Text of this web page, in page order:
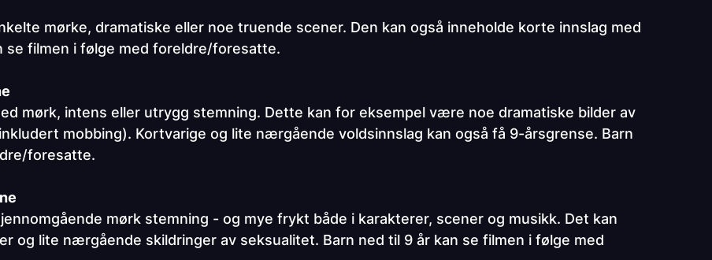
mørke, dramatiske eller noe truende scener. Den kan også inneholde korte innslag med
se filmen i følge med foreldre/foresatte.
mørk, intens eller utrygg stemning. Dette kan for eksempel være noe dramatiske bilder av
mobbing). Kortvarige og lite nærgående voldsinnslag kan også få 9-årsgrense. Barn
foresatte.
mørk stemning - og mye frykt både i karakterer, scener og musikk. Det kan
og lite nærgående skildringer av seksualitet. Barn ned til 9 år kan se filmen i følge med